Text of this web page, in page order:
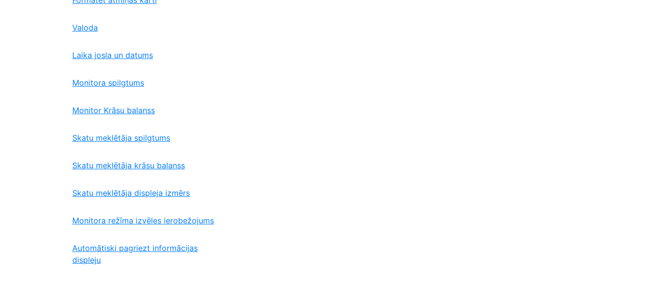
Valoda
Laika josla un datums
Monitora spilgtums
Monitor Krāsu balanss
Skatu meklētāja spilgtums
Skatu meklētāja krāsu balanss
Skatu meklētāja displeja izmērs
Monitora režīma izvēles ierobežojums
Automātiski pagriezt informācijas
displeju